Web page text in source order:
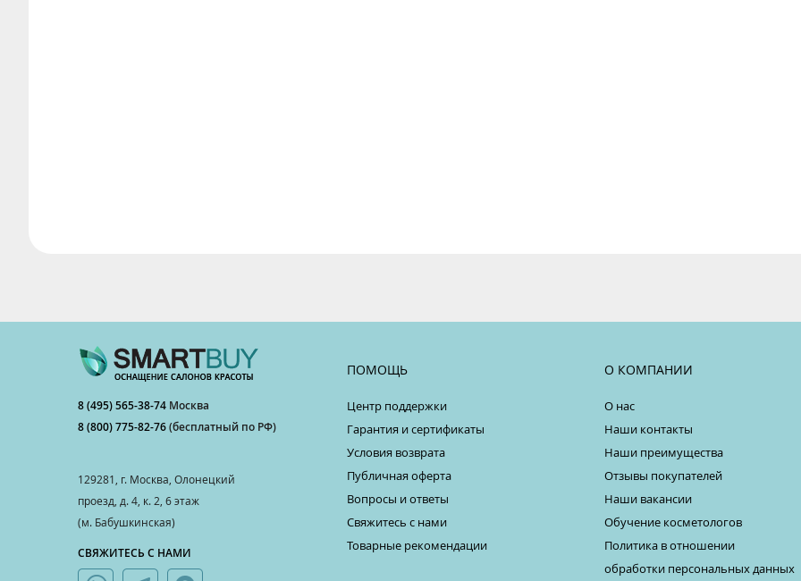
8 (495) 565-38-74 Москва
8 (800) 775-82-76(бесплатный по РФ)
129281, г. Москва, Олонецкий
проезд, д. 4, к. 2, 6 этаж
(м. Бабушкинская)
СВЯЖИТЕСЬ С НАМИ
ПОМОЩЬ
Центр поддержки
Гарантия и сертификаты
Условия возврата
Публичная оферта
Вопросы и ответы
Свяжитесь с нами
Товарные рекомендации
О КОМПАНИИ
О нас
Наши контакты
Наши преимущества
Отзывы покупателей
Наши вакансии
Обучение косметологов
Политика в отношении
обработки персональных данных